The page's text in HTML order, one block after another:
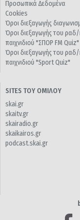
Προσωπικά Δεδομένα
Cookies
Όροι διεξαγωγής
Όροι διεξαγωγής του
παιχνιδιού "ΣΠΟΡ FM Quiz"
Όροι διεξαγωγής του
παιχνιδιού "Sport Quiz"
SITES ΤΟΥ ΟΜΙΛΟΥ
skai.gr
skaitv.gr
skairadio.gr
skaikairos.gr
podcast.skai.gr